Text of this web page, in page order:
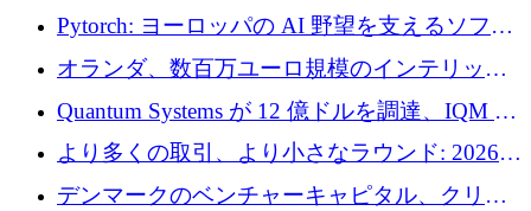
に 1,800 万ドルを調達
Pytorch: ヨーロッパの AI 野望を支えるソフト
ウェア層
オランダ、数百万ユーロ規模のインテリック
との提携で軍用ドローンにソフトウェアファ
ースト戦略を採用
Quantum Systems が 12 億ドルを調達、IQM が
米国の主要取引所で初の欧州量子企業とな
る、6 月に欧州のスタートアップ資金調達
より多くの取引、より小さなラウンド: 2026
年 6 月に欧州のスタートアップ資金調達
デンマークのベンチャーキャピタル、クリメ